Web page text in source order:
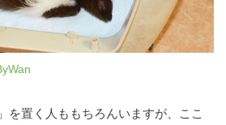
を置く人ももちろんいますが、ここ